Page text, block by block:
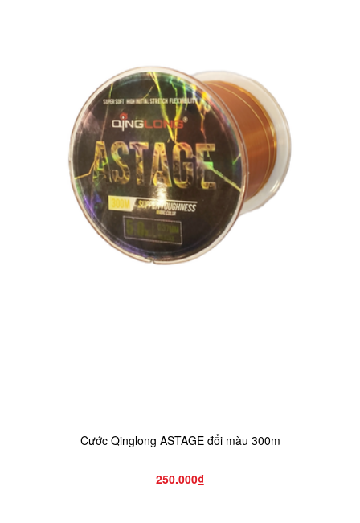
Cước Qinglong ASTAGE đổi màu 300m
250.000₫